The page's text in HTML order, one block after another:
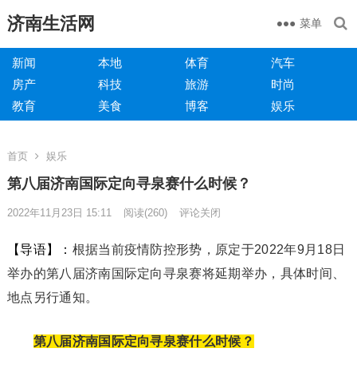
济南生活网 菜单
新闻 本地 体育
汽车
房产
科技 旅游
时尚
教育
美食 博客 娱乐
首页 娱乐
第八届济南国际定向寻泉赛什么时候？
2022年11月23日 15:11 阅读(260) 评论关闭
【导语】： 根据当前疫情防控形势，原定于2022年9月18日
举办的第八届济南国际定向寻泉赛将延期举办，具体时间、
地点另行通知。
第八届济南国际定向寻泉赛什么时候？